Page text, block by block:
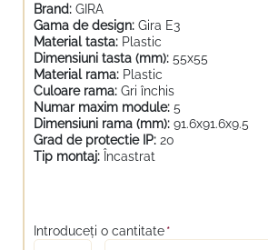
Brand: GIRA
Gama de design: Gira E3
Material tasta: Plastic
Dimensiuni tasta (mm): 55x55
Material rama: Plastic
Culoare rama: Gri închis
Numar maxim module: 5
Dimensiuni rama (mm): 91.6x91.6x9.5
Grad de protectie IP: 20
Tip montaj: Încastrat
Introduceţi o cantitate*